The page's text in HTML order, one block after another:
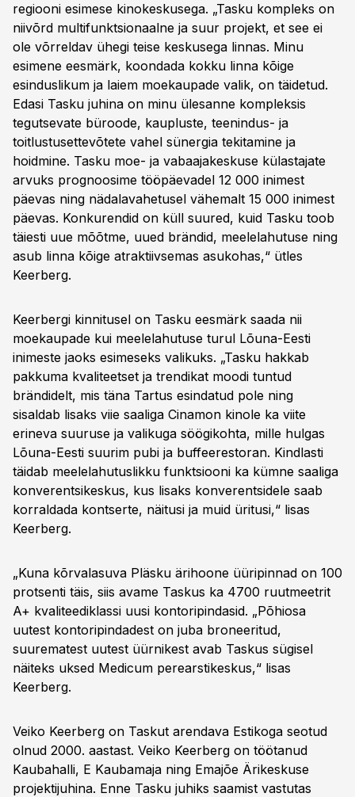
regiooni esimese kinokeskusega. „Tasku kompleks on
niivõrd multifunktsionaalne ja suur projekt, et see ei
ole võrreldav ühegi teise keskusega linnas. Minu
esimene eesmärk, koondada kokku linna kõige
esinduslikum ja laiem moekaupade valik, on täidetud.
Edasi Tasku juhina on minu ülesanne kompleksis
tegutsevate büroode, kaupluste, teenindus- ja
toitlustusettevõtete vahel sünergia tekitamine ja
hoidmine. Tasku moe- ja vabaajakeskuse külastajate
arvuks prognoosime tööpäevadel 12 000 inimest
päevas ning nädalavahetusel vähemalt 15 000 inimest
päevas. Konkurendid on küll suured, kuid Tasku toob
täiesti uue mõõtme, uued brändid, meelelahutuse ning
asub linna kõige atraktiivsemas asukohas,“ ütles
Keerberg.
Keerbergi kinnitusel on Tasku eesmärk saada nii
moekaupade kui meelelahutuse turul Lõuna-Eesti
inimeste jaoks esimeseks valikuks. „Tasku hakkab
pakkuma kvaliteetset ja trendikat moodi tuntud
brändidelt, mis täna Tartus esindatud pole ning
sisaldab lisaks viie saaliga Cinamon kinole ka viite
erineva suuruse ja valikuga söögikohta, mille hulgas
Lõuna-Eesti suurim pubi ja buffeerestoran. Kindlasti
täidab meelelahutuslikku funktsiooni ka kümne saaliga
konverentsikeskus, kus lisaks konverentsidele saab
korraldada kontserte, näitusi ja muid üritusi,“ lisas
Keerberg.
„Kuna kõrvalasuva Pläsku ärihoone üüripinnad on 100
protsenti täis, siis avame Taskus ka 4700 ruutmeetrit
A+ kvaliteediklassi uusi kontoripindasid. „Põhiosa
uutest kontoripindadest on juba broneeritud,
suurematest uutest üürnikest avab Taskus sügisel
näiteks uksed Medicum perearstikeskus,“ lisas
Keerberg.
Veiko Keerberg on Taskut arendava Estikoga seotud
olnud 2000. aastast. Veiko Keerberg on töötanud
Kaubahalli, E Kaubamaja ning Emajõe Ärikeskuse
projektijuhina. Enne Tasku juhiks saamist vastutas